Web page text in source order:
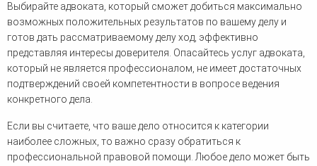
Выбирайте адвоката, который сможет добиться максимально
возможных положительных результатов по вашему делу и
готов дать рассматриваемому делу ход, эффективно
представляя интересы доверителя. Опасайтесь услуг адвоката,
который не является профессионалом, не имеет достаточных
подтверждений своей компетентности в вопросе ведения
конкретного дела.
Если вы считаете, что ваше дело относится к категории
наиболее сложных, то важно сразу обратиться к
профессиональной правовой помощи. Любое дело может быть